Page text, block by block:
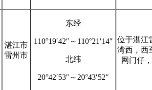
湛江市
雷州市
东经
110°19′42″～110°21′14″
北纬
20°42′53″～20°43′52″
位于湛江
湾西，西
网门仔